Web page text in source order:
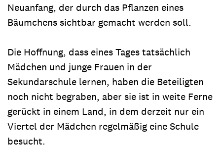
Neuanfang, der durch das Pflanzen eines
Bäumchens sichtbar gemacht werden soll.
Die Hoffnung, dass eines Tages tatsächlich
Mädchen und junge Frauen in der
Sekundarschule lernen, haben die Beteiligten
noch nicht begraben, aber sie ist in weite Ferne
gerückt in einem Land, in dem derzeit nur ein
Viertel der Mädchen regelmäßig eine Schule
besucht.